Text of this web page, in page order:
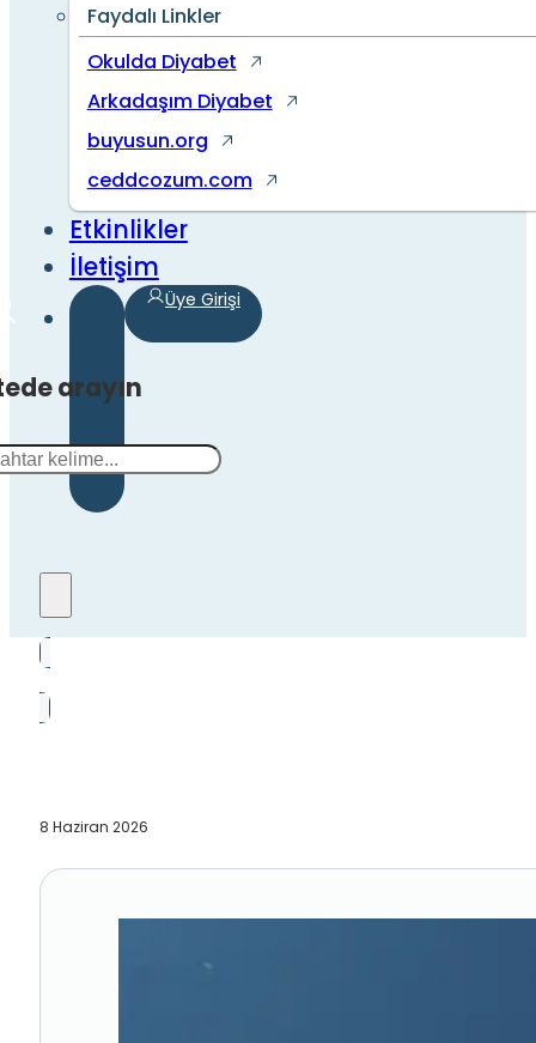
Faydalı Linkler
Okulda Diyabet
Arkadaşım Diyabet
buyusun.org
ceddcozum.com
Etkinlikler
İletişim
arayın
Üye Girişi
8 Haziran 2026